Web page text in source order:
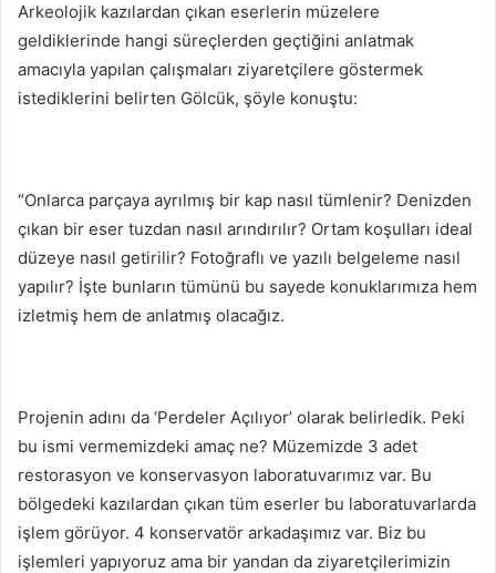
Arkeolojik kazılardan çıkan eserlerin müzelere
geldiklerinde hangi süreçlerden geçtiğini anlatmak
amacıyla yapılan çalışmaları ziyaretçilere göstermek
istediklerini belirten Gölcük, şöyle konuştu:
“Onlarca parçaya ayrılmış bir kap nasıl tümlenir? Denizden
çıkan bir eser tuzdan nasıl arındırılır? Ortam koşulları ideal
düzeye nasıl getirilir? Fotoğraflı ve yazılı belgeleme nasıl
yapılır? İşte bunların tümünü bu sayede konuklarımıza hem
izletmiş hem de anlatmış olacağız.
Projenin adını da ‘Perdeler Açılıyor’ olarak belirledik. Peki
bu ismi vermemizdeki amaç ne? Müzemizde 3 adet
restorasyon ve konservasyon laboratuvarımız var. Bu
bölgedeki kazılardan çıkan tüm eserler bu laboratuvarlarda
işlem görüyor. 4 konservatör arkadaşımız var. Biz bu
işlemleri yapıyoruz ama bir yandan da ziyaretçilerimizin